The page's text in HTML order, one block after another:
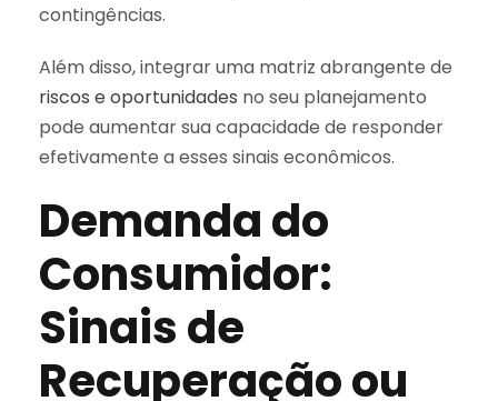
contingências.
Além disso, integrar uma matriz abrangente de
riscos e oportunidades no seu planejamento
pode aumentar sua capacidade de responder
efetivamente a esses sinais econômicos.
Demanda do
Consumidor:
Sinais de
Recuperação ou